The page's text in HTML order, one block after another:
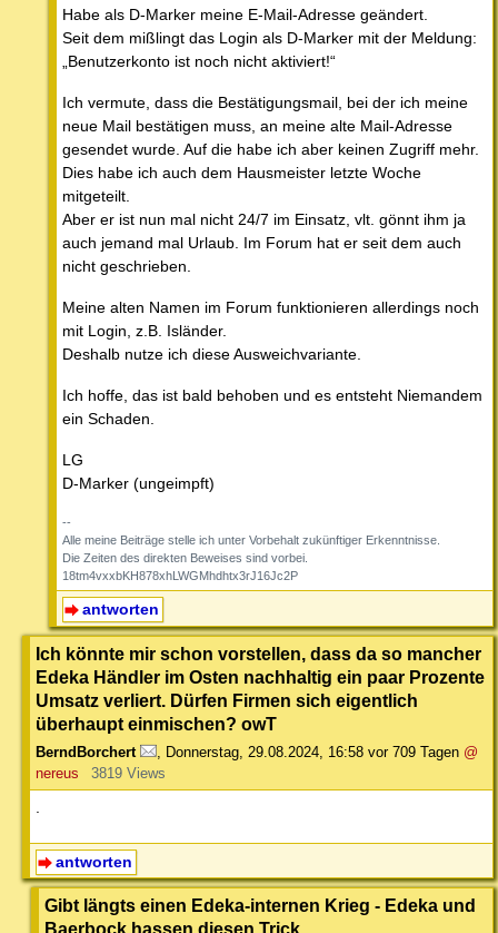
Habe als D-Marker meine E-Mail-Adresse geändert.
Seit dem mißlingt das Login als D-Marker mit der Meldung:
„Benutzerkonto ist noch nicht aktiviert!“
Ich vermute, dass die Bestätigungsmail, bei der ich meine
neue Mail bestätigen muss, an meine alte Mail-Adresse
gesendet wurde. Auf die habe ich aber keinen Zugriff mehr.
Dies habe ich auch dem Hausmeister letzte Woche
mitgeteilt.
Aber er ist nun mal nicht 24/7 im Einsatz, vlt. gönnt ihm ja
auch jemand mal Urlaub. Im Forum hat er seit dem auch
nicht geschrieben.
Meine alten Namen im Forum funktionieren allerdings noch
mit Login, z.B. Isländer.
Deshalb nutze ich diese Ausweichvariante.
Ich hoffe, das ist bald behoben und es entsteht Niemandem
ein Schaden.
LG
D-Marker (ungeimpft)
--
Alle meine Beiträge stelle ich unter Vorbehalt zukünftiger Erkenntnisse.
Die Zeiten des direkten Beweises sind vorbei.
18tm4vxxbKH878xhLWGMhdhtx3rJ16Jc2P
antworten
Ich könnte mir schon vorstellen, dass da so mancher
Edeka Händler im Osten nachhaltig ein paar Prozente
Umsatz verliert. Dürfen Firmen sich eigentlich
überhaupt einmischen? owT
BerndBorchert Donnerstag, 29.08.2024, 16:58 vor 709 Tagen @
nereus
3819 Views
antworten
Gibt längts einen Edeka-internen Krieg - Edeka und